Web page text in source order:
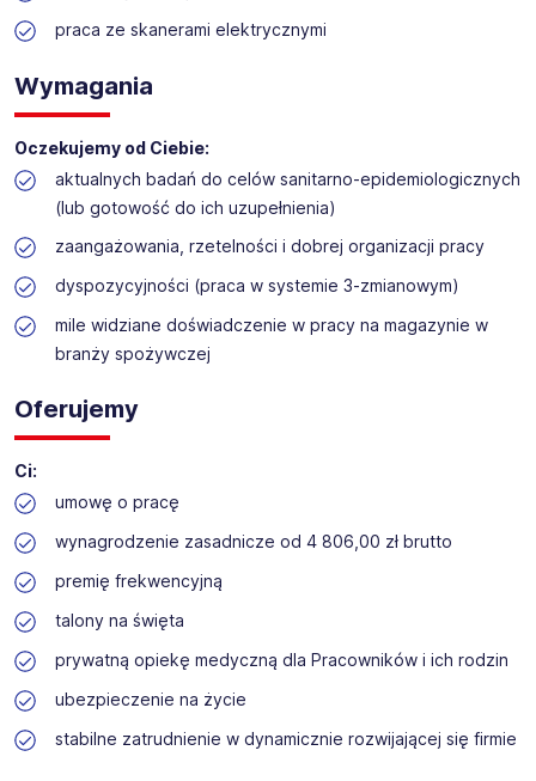
deweloperskie. Dysponujemy również Zakładem rozbioru
drobiu, ciastkarnią NATALIA I SZYMON oraz Piekarnią
Misją naszej firmy jest być bliżej naszych Klientów -
oferując Im dobrą cenę, jakość i wygodę zakupów.
Aktualnie do swojego
Logistycznego Produktów Świeżych
w Starym Opolu (k. Siedlec) ; ul.
Warszawska 55 -poszukujemy
pracownika na stanowisko-
praca ze skanerami elektrycznymi
Wymagania
Oczekujemy od Ciebie:
aktualnych badań do celów sanitarno-epidemiologicznych
(lub gotowość do ich uzupełnienia)​
zaangażowania, rzetelności i dobrej organizacji pracy​
dyspozycyjności (praca w systemie 3-zmianowym)​​
mile widziane doświadczenie w pracy na magazynie w
branży spożywczej
Oferujemy
Ci:
umowę o pracę
wynagrodzenie zasadnicze od 4 806,00 zł brutto
premię frekwencyjną
talony na święta
prywatną opiekę medyczną dla Pracowników i ich rodzin
ubezpieczenie na życie
stabilne zatrudnienie w dynamicznie rozwijającej się firmie